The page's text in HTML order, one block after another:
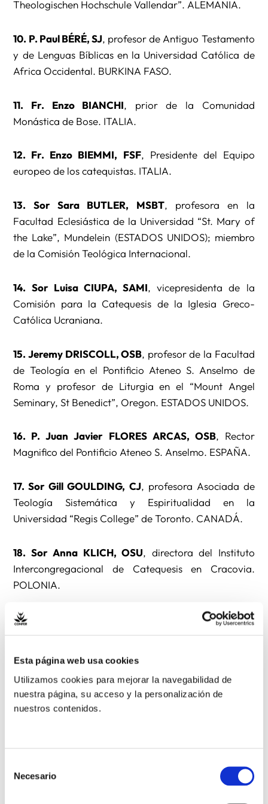
Esta página web usa cookies
Utilizamos cookies para mejorar la navegabilidad de
nuestra página, su acceso y la personalización de
nuestros contenidos.
Necesario
Theologischen Hochschule Vallendar”. ALEMANIA.
10. P. Paul BÉRÉ, SJ, profesor de Antiguo Testamento
y de Lenguas Bíblicas en la Universidad Católica de
Africa Occidental. BURKINA FASO.
11. Fr. Enzo BIANCHI, prior de la Comunidad
Monástica de Bose. ITALIA.
12. Fr. Enzo BIEMMI, FSF, Presidente del Equipo
europeo de los catequistas. ITALIA.
13. Sor Sara BUTLER, MSBT, profesora en la
Facultad Eclesiástica de la Universidad “St. Mary of
the Lake”, Mundelein (ESTADOS UNIDOS); miembro
de la Comisión Teológica Internacional.
14. Sor Luisa CIUPA, SAMI, vicepresidenta de la
Comisión para la Catequesis de la Iglesia Greco-
Católica Ucraniana.
15. Jeremy DRISCOLL, OSB, profesor de la Facultad
de Teología en el Pontificio Ateneo S. Anselmo de
Roma y profesor de Liturgia en el “Mount Angel
Seminary, St Benedict”, Oregon. ESTADOS UNIDOS.
16. P. Juan Javier FLORES ARCAS, OSB, Rector
Magnifico del Pontificio Ateneo S. Anselmo. ESPAÑA.
17. Sor Gill GOULDING, CJ, profesora Asociada de
Teología Sistemática y Espiritualidad en la
Universidad “Regis College” de Toronto. CANADÁ.
18. Sor Anna KLICH, OSU, directora del Instituto
Intercongregacional de Catequesis en Cracovia.
POLONIA.
19. P. Paolo MARTINELLI, OFM
.Cap., presidente del
Teología Fundamental en la Pontificia Universidad
Gregoriana de Roma.
21. Cleto PAVANETTO, SDB
, profesor emérito de la